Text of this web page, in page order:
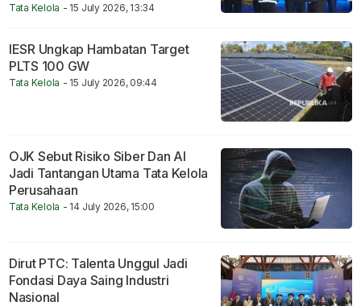
Tata Kelola - 15 July 2026, 13:34
IESR Ungkap Hambatan Target
PLTS 100 GW
Tata Kelola - 15 July 2026, 09:44
OJK Sebut Risiko Siber Dan AI
Jadi Tantangan Utama Tata Kelola
Perusahaan
Tata Kelola - 14 July 2026, 15:00
Dirut PTC: Talenta Unggul Jadi
Fondasi Daya Saing Industri
Nasional